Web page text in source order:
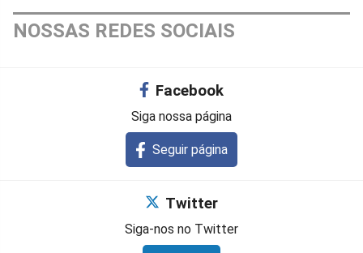
NOSSAS REDES SOCIAIS
Facebook
Siga nossa página
Seguir página
Twitter
Siga-nos no Twitter